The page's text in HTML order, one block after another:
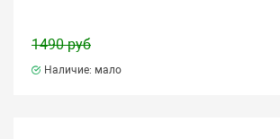
1490 руб
Наличие: мало